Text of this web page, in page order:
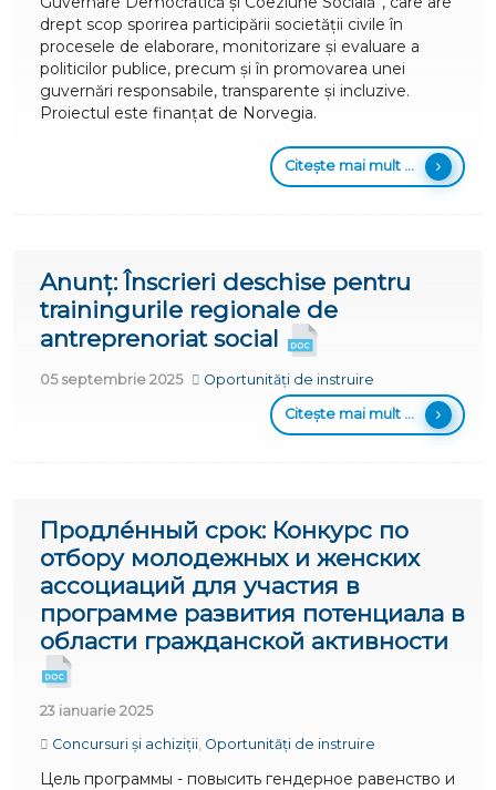
drept scop sporirea participării societății civile în
procesele de elaborare, monitorizare și evaluare a
politicilor publice, precum și în promovarea unei
guvernări responsabile, transparente și incluzive.
Proiectul este finanțat de Norvegia.
Citește mai mult ...
Anunț: Înscrieri deschise pentru
trainingurile regionale de
antreprenoriat social
05 septembrie 2025 Oportunități de instruire
Citește mai mult ...
Продле́нный срок: Конкурс по
отбору молодежных и женских
ассоциаций для участия в
программе развития потенциала в
области гражданской активности
23 ianuarie 2025
Concursuri și achiziții, Oportunități de instruire
Цель программы - повысить гендерное равенство и